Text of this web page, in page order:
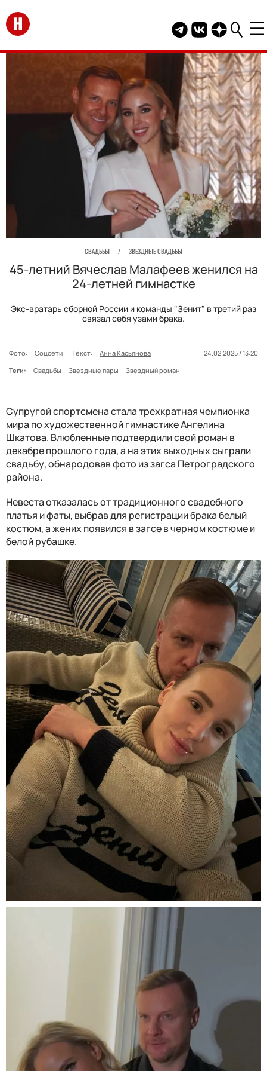
Перейти на главную
Telegram канал
Группа HELLO
Канал
СВАДЬБЫ / ЗВЕЗДНЫЕ СВАДЬБЫ
45-летний Вячеслав Малафеев женился на
24-летней гимнастке
Экс-вратарь сборной России и команды "Зенит" в третий раз
связал себя узами брака.
Фото: Соцсети Текст: Анна Касьянова
24.02.2025 / 13:20
Теги:
Свадьбы Звездные пары Звездный роман
Супругой спортсмена стала трехкратная чемпионка
мира по художественной гимнастике Ангелина
Шкатова. Влюбленные подтвердили свой роман в
декабре прошлого года, а на этих выходных сыграли
свадьбу, обнародовав фото из загса Петроградского
района.
Невеста отказалась от традиционного свадебного
платья и фаты, выбрав для регистрации брака белый
костюм, а жених появился в загсе в черном костюме и
белой рубашке.